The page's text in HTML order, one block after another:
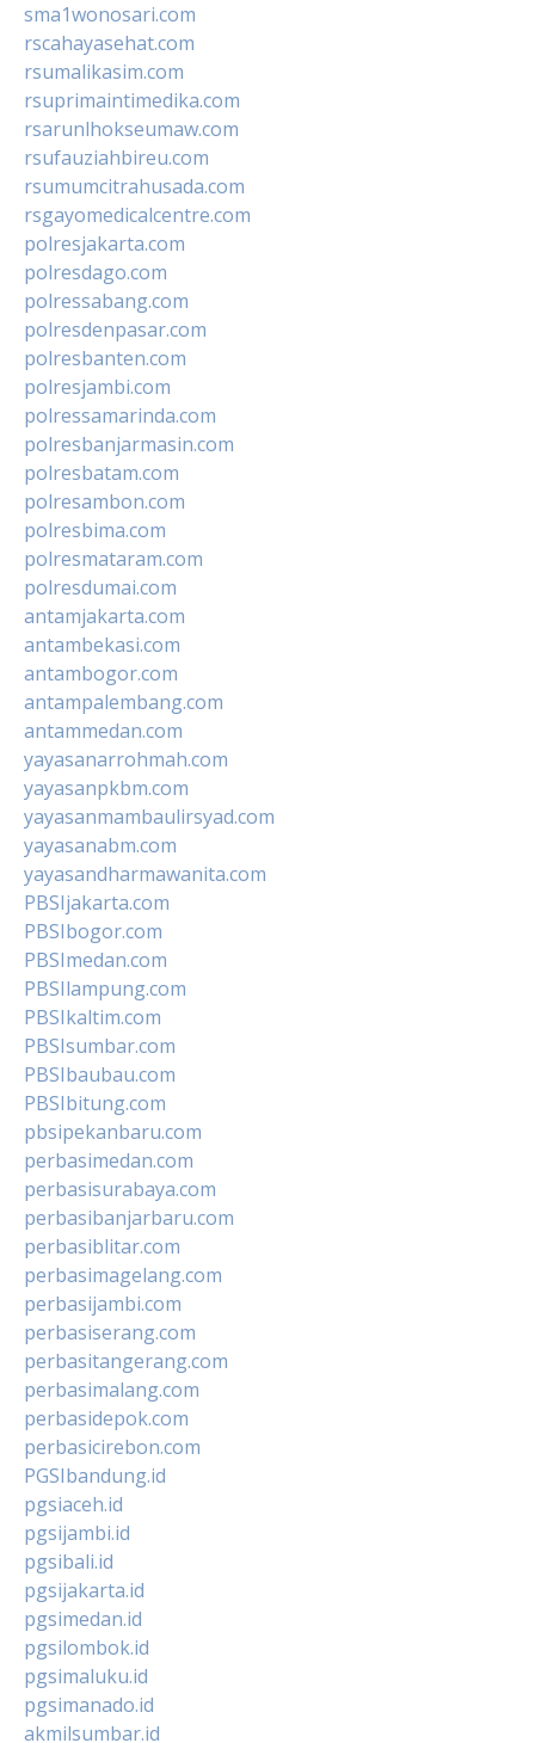
sma1wonosari.com
rscahayasehat.com
rsumalikasim.com
rsuprimaintimedika.com
rsarunlhokseumaw.com
rsufauziahbireu.com
rsumumcitrahusada.com
rsgayomedicalcentre.com
polresjakarta.com
polresdago.com
polressabang.com
polresdenpasar.com
polresbanten.com
polresjambi.com
polressamarinda.com
polresbanjarmasin.com
polresbatam.com
polresambon.com
polresbima.com
polresmataram.com
polresdumai.com
antamjakarta.com
antambekasi.com
antambogor.com
antampalembang.com
antammedan.com
yayasanarrohmah.com
yayasanpkbm.com
yayasanmambaulirsyad.com
yayasanabm.com
yayasandharmawanita.com
PBSIjakarta.com
PBSIbogor.com
PBSImedan.com
PBSIlampung.com
PBSIkaltim.com
PBSIsumbar.com
PBSIbaubau.com
PBSIbitung.com
pbsipekanbaru.com
perbasimedan.com
perbasisurabaya.com
perbasibanjarbaru.com
perbasiblitar.com
perbasimagelang.com
perbasijambi.com
perbasiserang.com
perbasitangerang.com
perbasimalang.com
perbasidepok.com
perbasicirebon.com
PGSIbandung.id
pgsiaceh.id
pgsijambi.id
pgsibali.id
pgsijakarta.id
pgsimedan.id
pgsilombok.id
pgsimaluku.id
pgsimanado.id
akmilsumbar.id